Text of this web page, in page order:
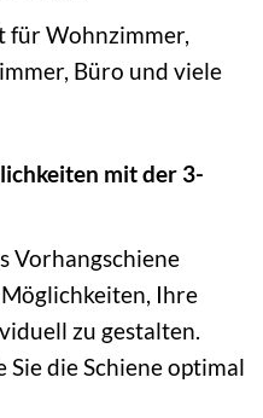
für Wohnzimmer,
Büro und viele
mit der 3-
Vorhangschiene
Ihre
zu gestalten.
die Schiene optimal